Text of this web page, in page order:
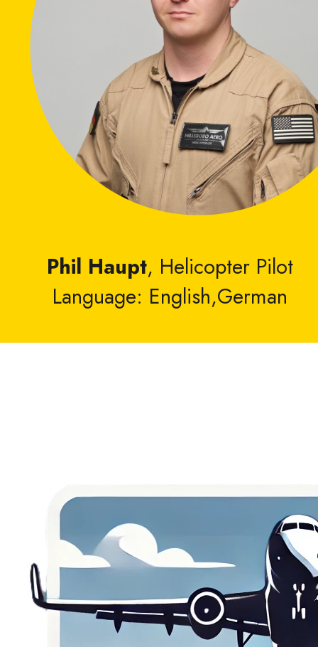
Phil Haupt, Helicopter Pilot
Language: English,German